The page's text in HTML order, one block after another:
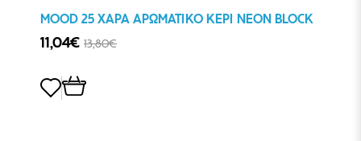
MOOD 25 ΧΑΡΑ ΑΡΩΜΑΤΙΚΟ ΚΕΡΙ NEON BLOCK
11,04€ 13,80€